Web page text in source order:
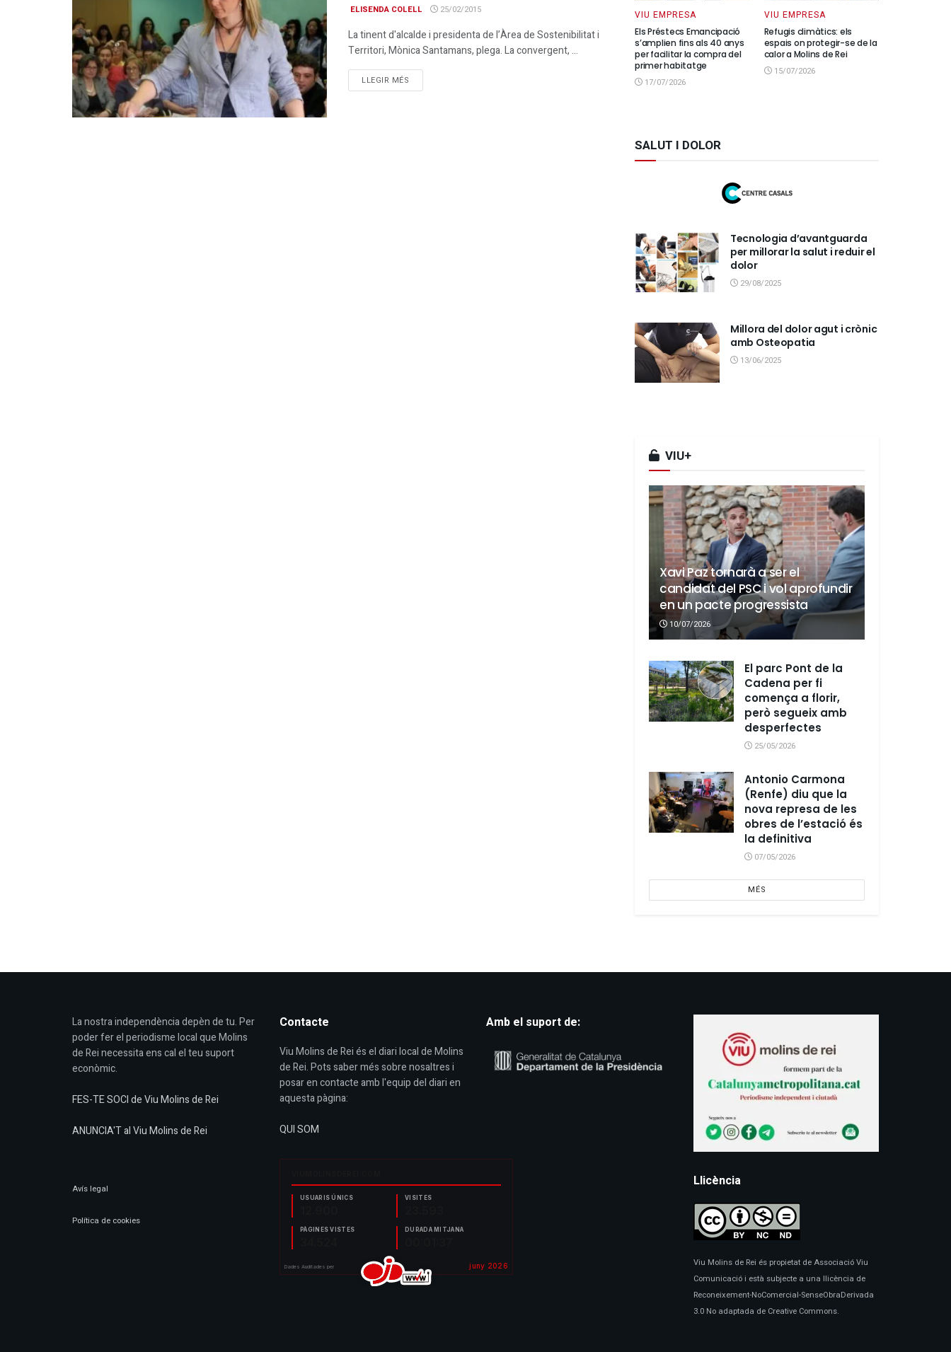
ELISENDA COLELL 25/02/2015
La tinent d'alcalde i presidenta de l’Àrea de Sostenibilitat i
Territori, Mònica Santamans, plega. La convergent, ...
LLEGIR MÉS
VIU EMPRESA
Els Préstecs Emancipació
s’amplien fins als 40 anys
per facilitar la compra del
primer habitatge
17/07/2026
VIU EMPRESA
Refugis climàtics: els
espais on protegir-se de la
calor a Molins de Rei
15/07/2026
SALUT I DOLOR
Tecnologia d’avantguarda
per millorar la salut i reduir el
dolor
29/08/2025
Millora del dolor agut i crònic
amb Osteopatia
13/06/2025
VIU+
Xavi Paz tornarà a ser el
candidat del PSC i vol aprofundir
en un pacte progressista
10/07/2026
El parc Pont de la
Cadena per fi
comença a florir,
però segueix amb
desperfectes
25/05/2026
Antonio Carmona
(Renfe) diu que la
nova represa de les
obres de l’estació és
la definitiva
07/05/2026
MÉS
La nostra independència depèn de tu. Per
poder fer el periodisme local que Molins
de Rei necessita ens cal el teu suport
econòmic.
FES-TE SOCI de Viu Molins de Rei
ANUNCIA'T al Viu Molins de Rei
Avís legal
Política de cookies
Contacte
Viu Molins de Rei és el diari local de Molins
de Rei. Pots saber més sobre nosaltres i
posar en contacte amb l'equip del diari en
aquesta pàgina:
QUI SOM
Amb el suport de:
Llicència
Viu Molins de Rei és propietat de Associació Viu
Comunicació i està subjecte a una llicència de
Reconeixement-NoComercial-SenseObraDerivada
3.0 No adaptada de Creative Commons.